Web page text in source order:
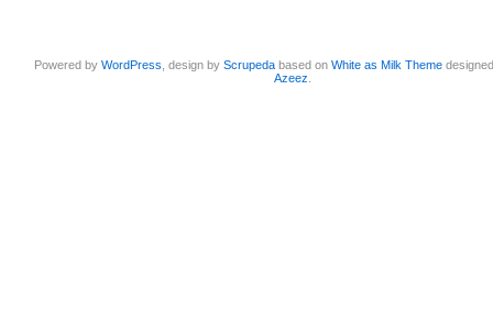
Powered byWordPress , design byScrupeda based onWhite as Milk Theme
Azeez